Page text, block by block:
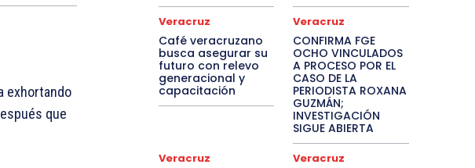
exhortando
que
Veracruz
Café veracruzano
busca asegurar su
futuro con relevo
generacional y
capacitación
Veracruz
CONFIRMA FGE
OCHO VINCULADOS
A PROCESO POR EL
CASO DE LA
PERIODISTA ROXANA
GUZMÁN;
INVESTIGACIÓN
SIGUE ABIERTA
Veracruz Veracruz